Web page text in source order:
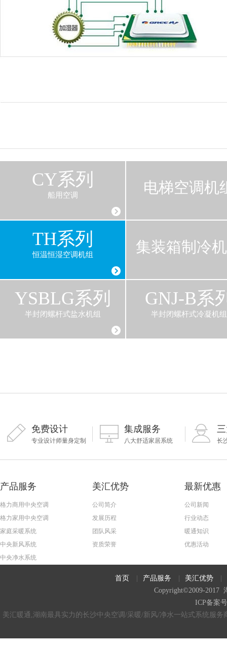
CY系列
船用空调 电梯空调机
TH系列
恒温恒湿空调机组 集装箱制冷
YSBLG系列
半封闭螺杆式盐水机组
GNJ-B系
半封闭螺杆式冷凝机组
免费设计
专业设计师量身定制
集成服务
八大舒适家居系统 长
产品服务
格力商用中央空调
格力家用中央空调
家庭采暖系统
中央新风系统
中央净水系统
美汇优势
公司简介
发展历程
团队风采
资质荣誉
最新优惠
公司新闻
行业动态
暖通知识
优惠活动
首页 产品服务 美汇优势
Copyright©2009-2017
ICP备案
美汇暖通,湖南最具实力的长沙中央空调/采暖/新风/净水一站式系统服